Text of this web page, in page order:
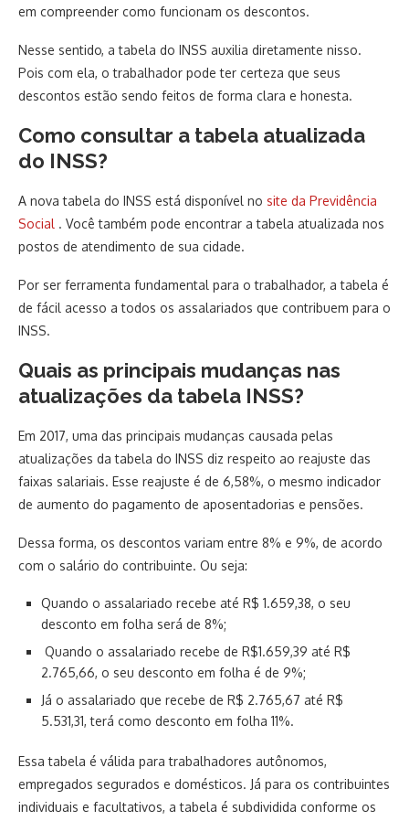
em compreender como funcionam os descontos.
Nesse sentido, a tabela do INSS auxilia diretamente nisso.
Pois com ela, o trabalhador pode ter certeza que seus
descontos estão sendo feitos de forma clara e honesta.
Como consultar a tabela atualizada
do INSS?
A nova tabela do INSS está disponível no site da Previdência
Social . Você também pode encontrar a tabela atualizada nos
postos de atendimento de sua cidade.
Por ser ferramenta fundamental para o trabalhador, a tabela é
de fácil acesso a todos os assalariados que contribuem para o
INSS.
Quais as principais mudanças nas
atualizações da tabela INSS?
Em 2017, uma das principais mudanças causada pelas
atualizações da tabela do INSS diz respeito ao reajuste das
faixas salariais. Esse reajuste é de 6,58%, o mesmo indicador
de aumento do pagamento de aposentadorias e pensões.
Dessa forma, os descontos variam entre 8% e 9%, de acordo
com o salário do contribuinte. Ou seja:
Quando o assalariado recebe até R$ 1.659,38, o seu
desconto em folha será de 8%;
Quando o assalariado recebe de R$1.659,39 até R$
2.765,66, o seu desconto em folha é de 9%;
Já o assalariado que recebe de R$ 2.765,67 até R$
5.531,31, terá como desconto em folha 11%.
Essa tabela é válida para trabalhadores autônomos,
empregados segurados e domésticos. Já para os contribuintes
individuais e facultativos, a tabela é subdividida conforme os